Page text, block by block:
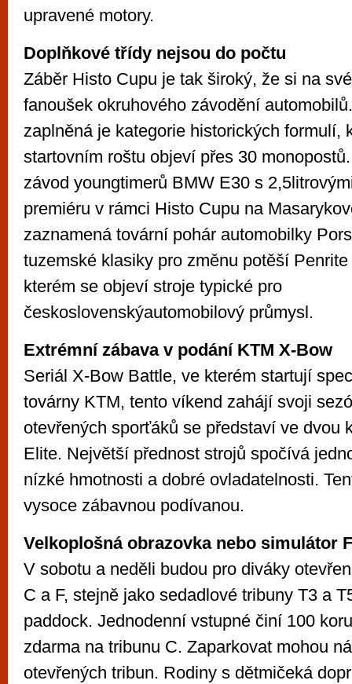
upravené motory.
Doplňkové třídy nejsou do počtu
Záběr Histo Cupu je tak široký, že si na
fanoušek okruhového závodění
zaplněná je kategorie historických formulí,
startovním roštu objeví přes 30
závod youngtimerů BMW E30 s
premiéru v rámci Histo Cupu na
zaznamená tovární pohár automobilky
tuzemské klasiky pro změnu potěší
kterém se objeví stroje typické pro
československýautomobilový průmysl.
Extrémní zábava v podání KTM X-Bow
Seriál X-Bow Battle, ve kterém startují
továrny KTM, tento víkend zahájí svoji
otevřených sporťáků se představí ve dvou
Elite. Největší přednost strojů spočívá
nízké hmotnosti a dobré ovladatelnosti.
vysoce zábavnou podívanou.
Velkoplošná obrazovka nebo simulátor
V sobotu a neděli budou pro diváky
C a F, stejně jako sedadlové tribuny T3 a
paddock. Jednodenní vstupné činí 100
zdarma na tribunu C. Zaparkovat mohou
otevřených tribun. Rodiny s dětmičeká